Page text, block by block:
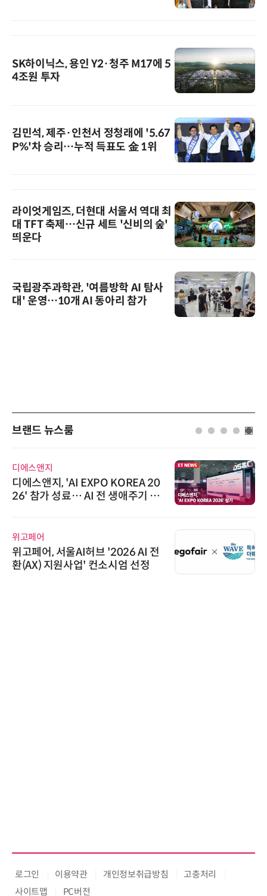
SK하이닉스, 용인 Y2·청주 M17에 5
4조원 투자
김민석, 제주·인천서 정청래에 '5.67
P%'차 승리…누적 득표도 金 1위
라이엇게임즈, 더현대 서울서 역대 최
대 TFT 축제…신규 세트 '신비의 숲'
띄운다
국립광주과학관, '여름방학 AI 탐사
대' 운영…10개 AI 동아리 참가
브랜드 뉴스룸
디에스앤지
디에스앤지, 'AI EXPO KOREA 20
26' 참가 성료… AI 전 생애주기 아
위고페어
위고페어, 서울AI허브 '2026 AI 전
환(AX) 지원사업' 컨소시엄 선정
로그인 이용약관 개인정보취급방침
고충처리
사이트맵
PC버전